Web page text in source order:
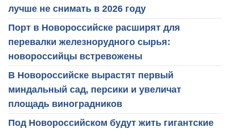
лучше не снимать в 2026 году
Порт в Новороссийске расширят для
перевалки железнорудного сырья:
новороссийцы встревожены
В Новороссийске вырастят первый
миндальный сад, персики и увеличат
площадь виноградников
Под Новороссийском будут жить гигантские